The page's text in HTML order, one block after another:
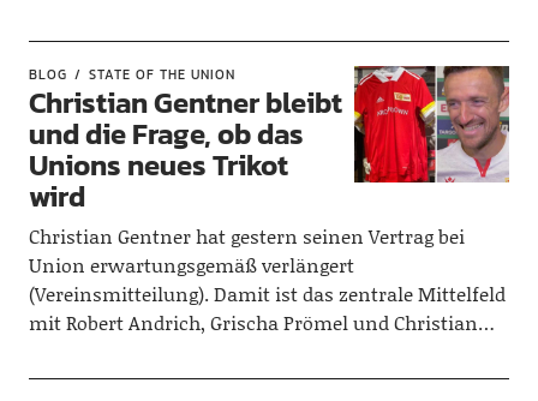
BLOG STATE OF THE UNION
Christian Gentner bleibt
und die Frage, ob das
Unions neues Trikot
wird
Christian Gentner hat gestern seinen Vertrag bei
Union erwartungsgemäß verlängert
(Vereinsmitteilung). Damit ist das zentrale Mittelfeld
mit Robert Andrich, Grischa Prömel und Christian…